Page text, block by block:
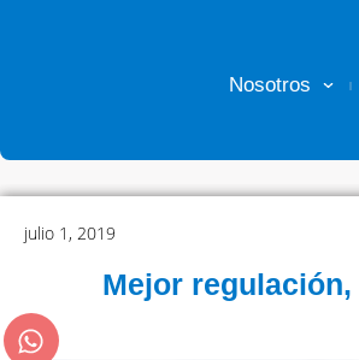
Nosotros
julio 1, 2019
Mejor